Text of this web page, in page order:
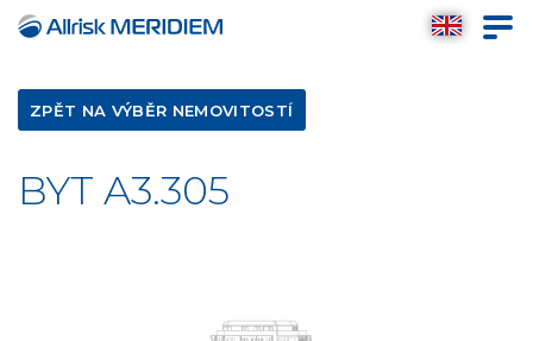
BYT A3.305
ZPĚT NA VÝBĚR NEMOVITOSTÍ